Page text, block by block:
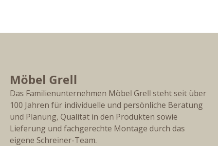
Möbel Grell
Das Familienunternehmen Möbel Grell steht seit über
100 Jahren für individuelle und persönliche Beratung
und Planung, Qualität in den Produkten sowie
Lieferung und fachgerechte Montage durch das
eigene Schreiner-Team.